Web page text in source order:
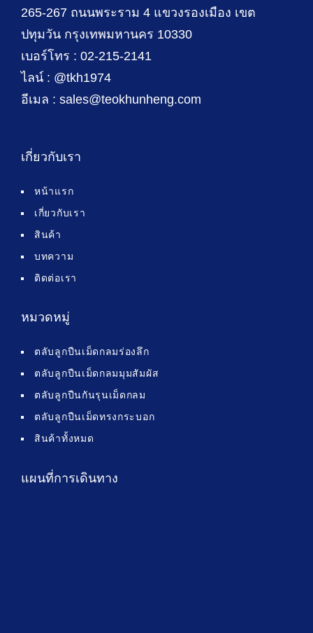
265-267 ถนนพระราม 4 แขวงรองเมือง เขต
ปทุมวัน กรุงเทพมหานคร 10330
เบอร์โทร : 02-215-2141
ไลน์ : @tkh1974
อีเมล : sales@teokhunheng.com
เกี่ยวกับเรา
หน้าแรก
เกี่ยวกับเรา
สินค้า
บทความ
ติดต่อเรา
หมวดหมู่
ตลับลูกปืนเม็ดกลมร่องลึก
ตลับลูกปืนเม็ดกลมมุมสัมผัส
ตลับลูกปืนกันรุนเม็ดกลม
ตลับลูกปืนเม็ดทรงกระบอก
สินค้าทั้งหมด
แผนที่การเดินทาง